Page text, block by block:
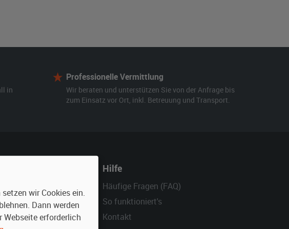
in
Professionelle Vermittlung
Wir beraten und unterstützen Sie von der Anfrage bis
zum Einsatz vor Ort, inkl. Betreuung und Transport.
Hilfe
Häufige Fragen (FAQ)
So funktioniert's
Kontakt
wir Cookies ein.
Dann werden
Webseite erforderlich